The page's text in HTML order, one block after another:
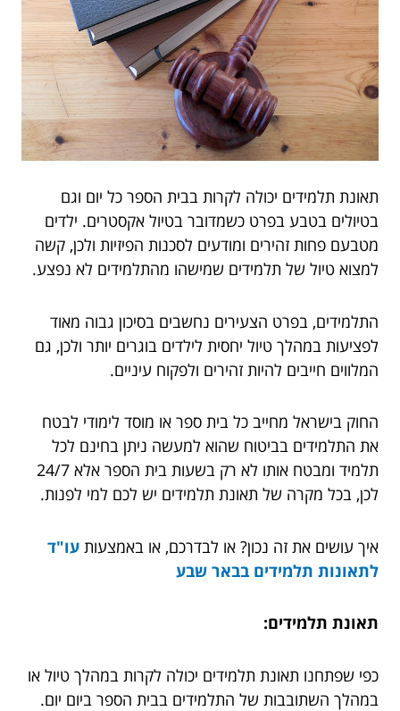
תאונת תלמידים יכולה לקרות בבית הספר כל יום וגם
בטיולים בטבע בפרט כשמדובר בטיול אקסטרים. ילדים
מטבעם פחות זהירים ומודעים לסכנות הפיזיות ולכן, קשה
למצוא טיול של תלמידים שמישהו מהתלמידים לא נפצע.
התלמידים, בפרט הצעירים נחשבים בסיכון גבוה מאוד
לפציעות במהלך טיול יחסית לילדים בוגרים יותר ולכן, גם
המלווים חייבים להיות זהירים ולפקוח עיניים.
החוק בישראל מחייב כל בית ספר או מוסד לימודי לבטח
את התלמידים בביטוח שהוא למעשה ניתן בחינם לכל
תלמיד ומבטח אותו לא רק בשעות בית הספר אלא 24/7
לכן, בכל מקרה של תאונת תלמידים יש לכם למי לפנות.
איך עושים את זה נכון? או לבדרכם, או באמצעות עו"ד
לתאונות תלמידים בבאר שבע
תאונת תלמידים:
כפי שפתחנו תאונת תלמידים יכולה לקרות במהלך טיול או
במהלך השתובבות של התלמידים בבית הספר ביום יום.